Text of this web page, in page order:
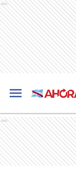
Ads
Ads